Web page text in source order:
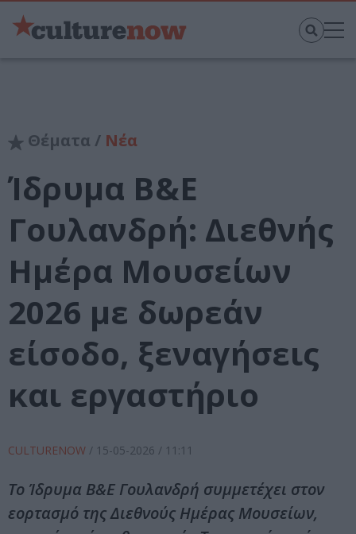
Θέματα / Νέα
Ίδρυμα Β&Ε
Γουλανδρή: Διεθνής
Ημέρα Μουσείων
2026 με δωρεάν
είσοδο, ξεναγήσεις
και εργαστήριο
CULTURENOW / 15-05-2026 / 11:11
Το Ίδρυμα Β&Ε Γουλανδρή συμμετέχει στον
εορτασμό της Διεθνούς Ημέρας Μουσείων,